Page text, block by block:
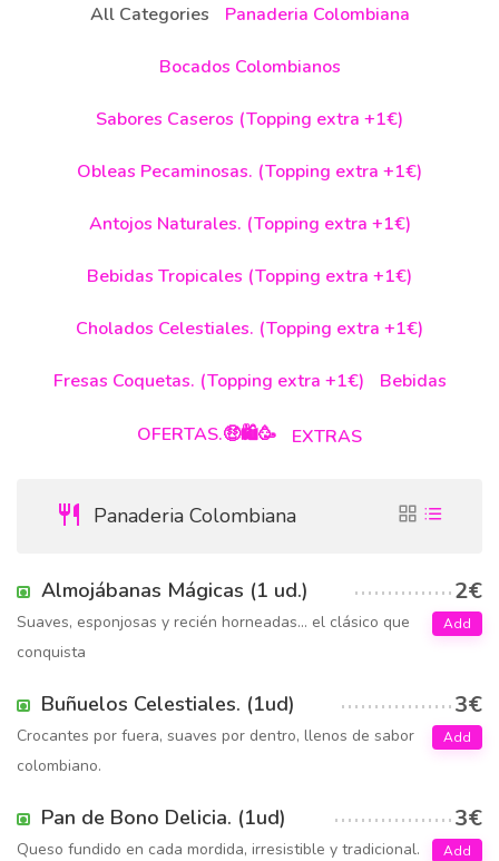
All Categories Panaderia Colombiana
Bocados Colombianos
Sabores Caseros (Topping extra +1€)
Obleas Pecaminosas. (Topping extra +1€)
Antojos Naturales. (Topping extra +1€)
Bebidas Tropicales (Topping extra +1€)
Cholados Celestiales. (Topping extra +1€)
Fresas Coquetas. (Topping extra +1€) Bebidas
OFERTAS.🤑🛍️🥳 EXTRAS
Panaderia Colombiana
Almojábanas Mágicas (1 ud.) 2€
Suaves, esponjosas y recién horneadas… el clásico que
conquista
Add
Buñuelos Celestiales. (1ud) 3€
Crocantes por fuera, suaves por dentro, llenos de sabor
colombiano.
Add
Pan de Bono Delicia. (1ud) 3€
Queso fundido en cada mordida, irresistible y tradicional. Add